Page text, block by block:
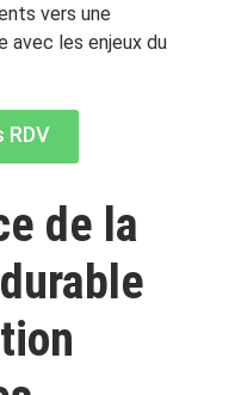
vers une
avec les enjeux du
RDV
de la